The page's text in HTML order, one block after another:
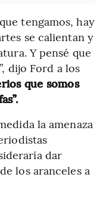
tengamos, hay
se calientan y
Y pensé que
dijo Ford a los
que somos
la amenaza
dar
los aranceles a